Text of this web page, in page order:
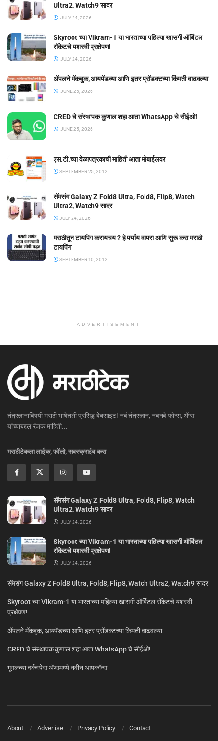
Ultra2, Watch9 सादर
JULY 24, 2026
Skyroot च्या Vikram-1 या भारताच्या पहिल्या खासगी ऑर्बिटल
रॉकेटचे यशस्वी प्रक्षेपण!
JULY 24, 2026
ॲपलने मॅकबुक, आयपॅडच्या आणि इतर प्रॉडक्टच्या किंमती वाढवल्या
JUNE 25, 2026
CRED चे संस्थापक कुणाल शहा आता WhatsApp चे सीईओ!
JUNE 25, 2026
एस.टी.च्या वेळापत्रकाची माहिती आता मोबाईलवर
SEPTEMBER 25, 2012
सॅमसंग Galaxy Z Fold8 Ultra, Fold8, Flip8, Watch
Ultra2, Watch9 सादर
JULY 24, 2026
मराठीतून टायपिंग करायचय ? हे पर्याय वापरा आणि सुरू करा मराठी
टायपिंग
SEPTEMBER 10, 2012
ADVERTISEMENT
तंत्रज्ञानाविषयी मराठी भाषेतली प्रसिद्ध वेबसाइट! नवं तंत्रज्ञान, नवनवे फोन्स, ॲप्स
यांच्याबद्दल रंजक माहिती...
मराठीटेकला लाईक, फॉलो, सबस्क्राईब करा
सॅमसंग Galaxy Z Fold8 Ultra, Fold8, Flip8, Watch
Ultra2, Watch9 सादर
JULY 24, 2026
Skyroot च्या Vikram-1 या भारताच्या पहिल्या खासगी ऑर्बिटल
रॉकेटचे यशस्वी प्रक्षेपण!
JULY 24, 2026
सॅमसंग Galaxy Z Fold8 Ultra, Fold8, Flip8, Watch Ultra2, Watch9 सादर
Skyroot च्या Vikram-1 या भारताच्या पहिल्या खासगी ऑर्बिटल रॉकेटचे यशस्वी
प्रक्षेपण!
ॲपलने मॅकबुक, आयपॅडच्या आणि इतर प्रॉडक्टच्या किंमती वाढवल्या
CRED चे संस्थापक कुणाल शहा आता WhatsApp चे सीईओ!
गूगलच्या वर्कस्पेस अ‍ॅप्समध्ये नवीन आयकॉन्स
About Advertise Privacy Policy Contact